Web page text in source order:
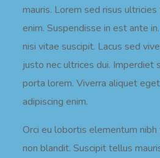
mauris. Lorem sed risus
enim. Suspendisse in est ante
nisi vitae suscipit. Lacus sed
justo nec ultrices dui. Imperdiet
porta lorem. Viverra aliquet
adipiscing enim.
Orci eu lobortis elementum
non blandit. Suscipit tellus